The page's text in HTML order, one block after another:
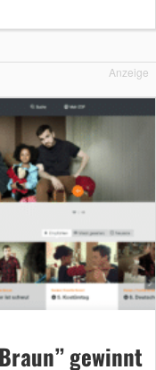
Anzeige
gewinnt